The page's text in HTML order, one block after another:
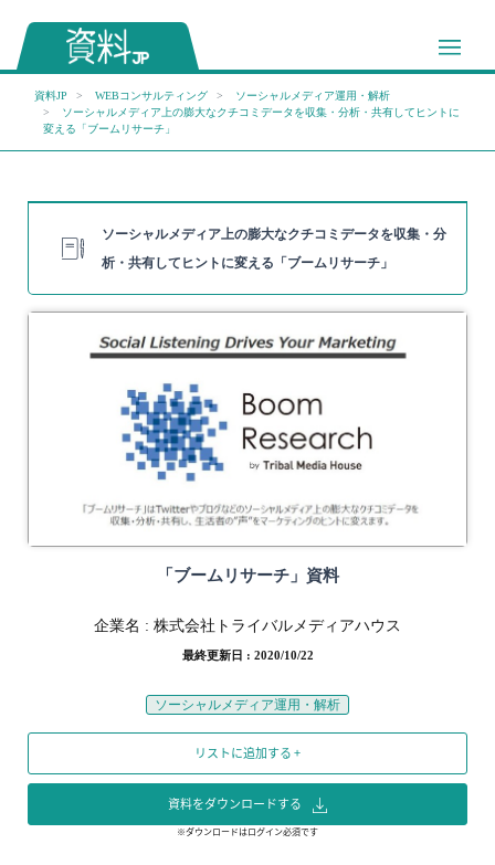
資料JP WEBコンサルティング
ソーシャルメディア運用・解析
ソーシャルメディア上の膨大なクチコミデータを収集・分析・共有してヒントに
変える「ブームリサーチ」
ソーシャルメディア上の膨大なクチコミデータを収集・分
析・共有してヒントに変える「ブームリサーチ」
「ブームリサーチ」資料
企業名 : 株式会社トライバルメディアハウス
最終更新日 : 2020/10/22
ソーシャルメディア運用・解析
リストに追加する +
資料をダウンロードする
※ダウンロードはログイン必須です